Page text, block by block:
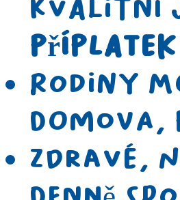
kvalitní
příplatek
​Rodiny
Zdravé,